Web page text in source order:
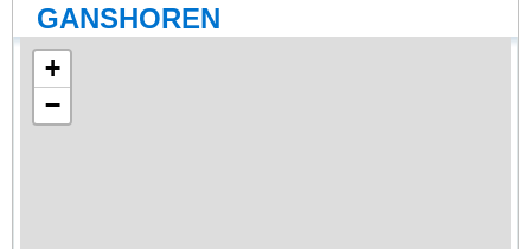
GANSHOREN
+
−